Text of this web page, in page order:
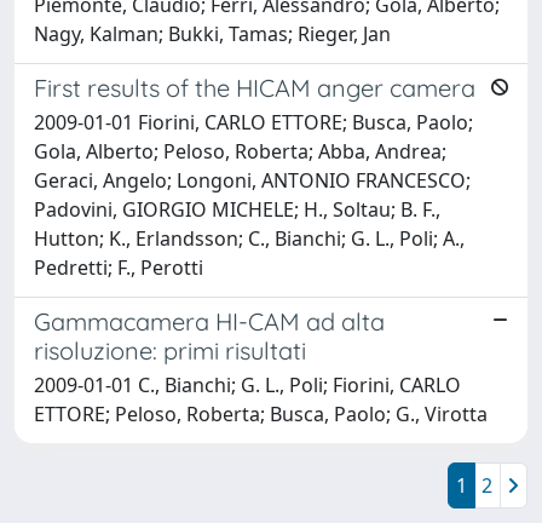
Nagy, Kalman; Bukki, Tamas; Rieger, Jan
First results of the HICAM anger camera
2009-01-01 Fiorini, CARLO ETTORE; Busca, Paolo;
Gola, Alberto; Peloso, Roberta; Abba, Andrea;
Geraci, Angelo; Longoni, ANTONIO FRANCESCO;
Padovini, GIORGIO MICHELE; H., Soltau; B. F.,
Hutton; K., Erlandsson; C., Bianchi; G. L., Poli; A.,
Pedretti; F., Perotti
Gammacamera HI-CAM ad alta
risoluzione: primi risultati
2009-01-01 C., Bianchi; G. L., Poli; Fiorini, CARLO
ETTORE; Peloso, Roberta; Busca, Paolo; G., Virotta
1 2